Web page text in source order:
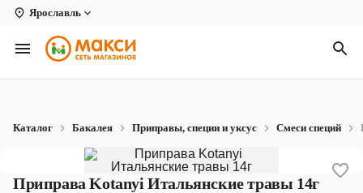
Ярославль
Вологда
Архангельск
Каталог Бакалея Приправы, специи и уксус Смеси специй
Приправа Kotanyi Итальянские травы 14г